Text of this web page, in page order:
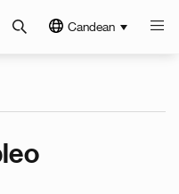
Candean